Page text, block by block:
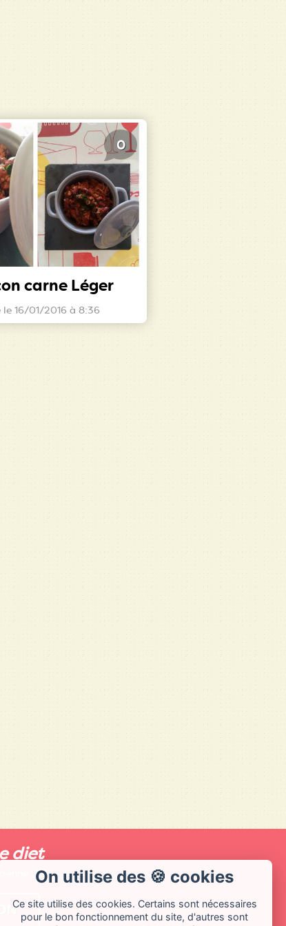
carne Léger
le 16/01/2016 à 8:36
0
On utilise des 🍪 cookies
Ce site utilise des cookies. Certains sont nécessaires
pour le bon fonctionnement du site, d'autres sont
diet